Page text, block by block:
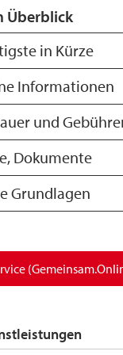
Überblick
in Kürze
Informationen
und
Dokumente
Grundlagen